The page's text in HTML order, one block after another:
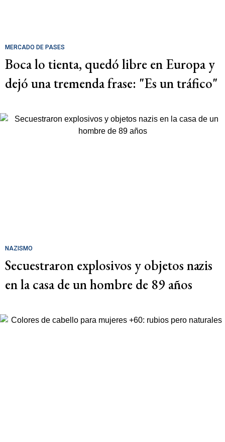
MERCADO DE PASES
Boca lo tienta, quedó libre en Europa y
dejó una tremenda frase: "Es un tráfico"
NAZISMO
Secuestraron explosivos y objetos nazis
en la casa de un hombre de 89 años